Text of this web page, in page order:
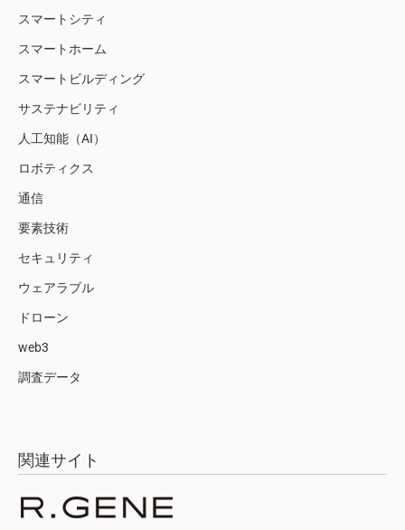
スマートシティ
スマートホーム
スマートビルディング
サステナビリティ
人工知能（AI）
ロボティクス
通信
要素技術
セキュリティ
ウェアラブル
ドローン
web3
調査データ
関連サイト